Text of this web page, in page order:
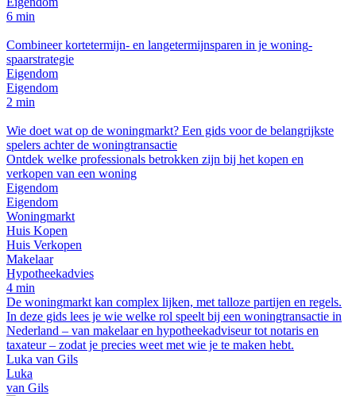
6 min
Combineer kortetermijn- en langetermijnsparen in je woning­
spaarstrategie
Eigendom
Eigendom
2 min
Wie doet wat op de woningmarkt? Een gids voor de belangrijkste
spelers achter de woningtransactie
Ontdek welke professionals betrokken zijn bij het kopen en
verkopen van een woning
Eigendom
Eigendom
Woningmarkt
Huis Kopen
Huis Verkopen
Makelaar
Hypotheekadvies
4 min
De woningmarkt kan complex lijken, met talloze partijen en regels.
In deze gids lees je wie welke rol speelt bij een woningtransactie in
Nederland – van makelaar en hypotheekadviseur tot notaris en
taxateur – zodat je precies weet met wie je te maken hebt.
Luka van Gils
Luka
van Gils